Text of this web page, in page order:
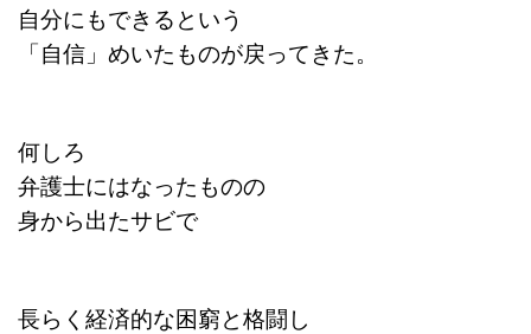
自分にもできるという
「自信」めいたものが戻ってきた。
何しろ
弁護士にはなったものの
身から出たサビで
長らく経済的な困窮と格闘し